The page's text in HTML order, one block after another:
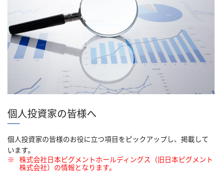
個人投資家の皆様へ
個人投資家の皆様のお役に立つ項目をピックアップし、掲載して
います。
※ 株式会社日本ピグメントホールディングス（旧日本ピグメント
株式会社）の情報となります。